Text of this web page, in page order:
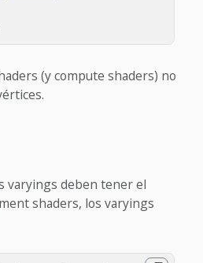
(y compute shaders) no
varyings deben tener el
shaders, los varyings